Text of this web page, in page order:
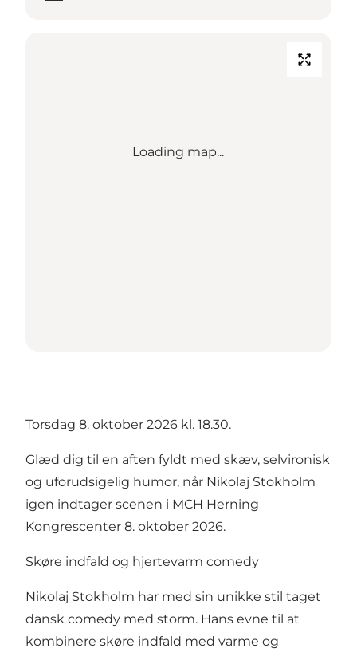
Loading map...
Torsdag 8. oktober 2026 kl. 18.30.
Glæd dig til en aften fyldt med skæv, selvironisk
og uforudsigelig humor, når Nikolaj Stokholm
igen indtager scenen i MCH Herning
Kongrescenter 8. oktober 2026.
Skøre indfald og hjertevarm comedy
Nikolaj Stokholm har med sin unikke stil taget
dansk comedy med storm. Hans evne til at
kombinere skøre indfald med varme og